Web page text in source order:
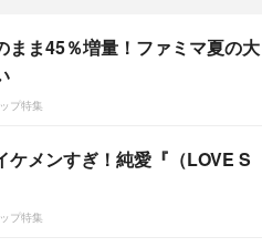
まま45％増量！ファミマ夏の大
プ特集
ケメンすぎ！純愛『（LOVE S
プ特集